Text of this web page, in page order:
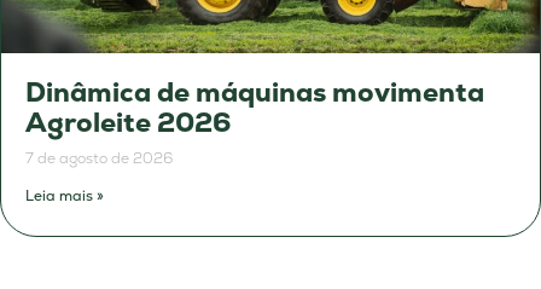
Dinâmica de máquinas movimenta
Agroleite 2026
7 de agosto de 2026
Leia mais »